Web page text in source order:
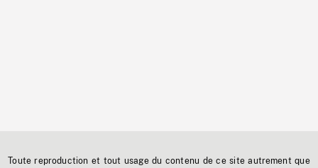
Toute reproduction et tout usage du contenu de ce site autrement que